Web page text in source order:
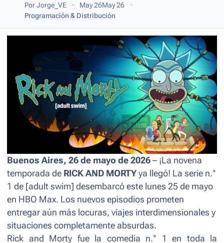
PorJorge_VE May 26May 26
Programación & Distribución
Buenos Aires, 26 de mayo de 2026 – ¡La novena
temporada de RICK AND MORTY ya llegó! La serie n.°
1 de [adult swim] desembarcó este lunes 25 de mayo
en HBO Max. Los nuevos episodios prometen
entregar aún más locuras, viajes interdimensionales y
situaciones completamente absurdas.
Rick and Morty fue la comedia n.° 1 en toda la